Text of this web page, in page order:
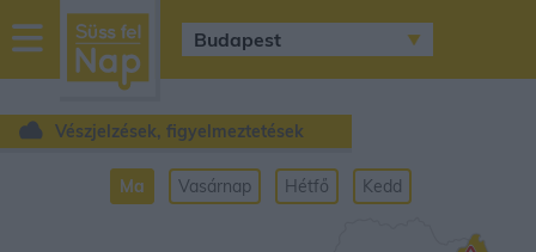
sussfelnap.hu
időjárás
Vészjelzések, figyelmeztetések
Ma Vasárnap Hétfő Kedd